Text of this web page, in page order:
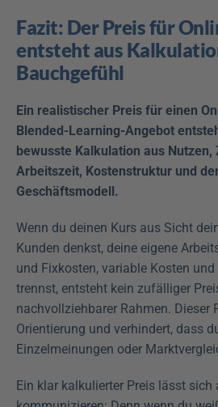
Fazit: Der Preis für
entsteht aus
Bauchgefühl
Ein realistischer Preis für einen
Blended-Learning-Angebot
bewusste Kalkulation aus
Arbeitszeit, Kostenstruktur und
Geschäftsmodell.
Wenn du deinen Kurs aus Sicht
Kunden denkst, deine eigene
und Fixkosten, variable Kosten
trennst, entsteht kein zufälliger
nachvollziehbarer Rahmen. Dieser
Orientierung und verhindert, dass
Einzelmeinungen oder
Ein klar kalkulierter Preis lässt